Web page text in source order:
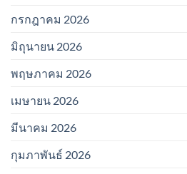
กรกฎาคม 2026
มิถุนายน 2026
พฤษภาคม 2026
เมษายน 2026
มีนาคม 2026
กุมภาพันธ์ 2026